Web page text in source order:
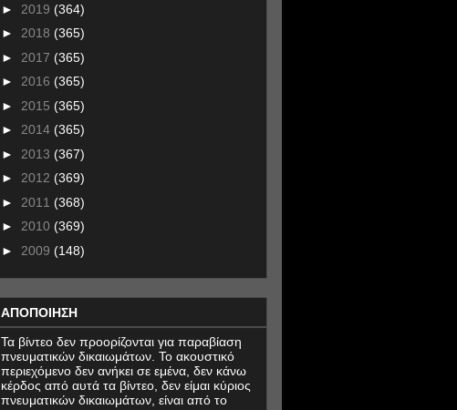
► 2019 (364)
► 2018 (365)
► 2017 (365)
► 2016 (365)
► 2015 (365)
► 2014 (365)
► 2013 (367)
► 2012 (369)
► 2011 (368)
► 2010 (369)
► 2009 (148)
ΑΠΟΠΟΙΗΣΗ
Τα βίντεο δεν προορίζονται για παραβίαση
πνευματικών δικαιωμάτων. Το ακουστικό
περιεχόμενο δεν ανήκει σε εμένα, δεν κάνω
κέρδος από αυτά τα βίντεο, δεν είμαι κύριος
πνευματικών δικαιωμάτων, είναι από το